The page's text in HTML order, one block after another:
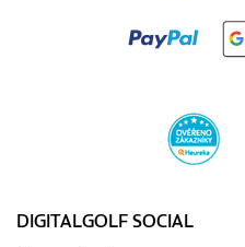
DIGITALGOLF SOCIAL